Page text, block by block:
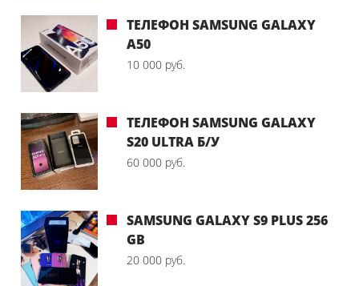
ТЕЛЕФОН SAMSUNG GALAXY
A50
10 000 руб.
ТЕЛЕФОН SAMSUNG GALAXY
S20 ULTRA Б/У
60 000 руб.
SAMSUNG GALAXY S9 PLUS 256
GB
20 000 руб.